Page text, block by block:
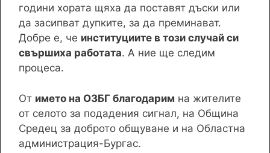
години хората щяха да поставят дъски или
да засипват дупките, за да преминават.
Добре е, че институциите в този случай си
свършиха работата. А ние ще следим
процеса.
От името на ОЗБГ благодарим на жителите
от селото за подадения сигнал, на Община
Средец за доброто общуване и на Областна
администрация-Бургас.